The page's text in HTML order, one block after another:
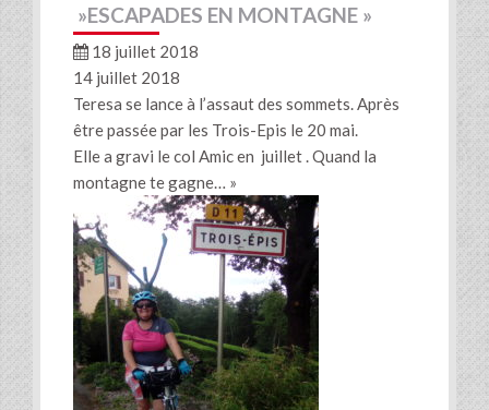
»ESCAPADES EN MONTAGNE »
18 juillet 2018
14 juillet 2018
Teresa se lance à l’assaut des sommets. Après
être passée par les Trois-Epis le 20 mai.
Elle a gravi le col Amic en juillet . Quand la
montagne te gagne… »